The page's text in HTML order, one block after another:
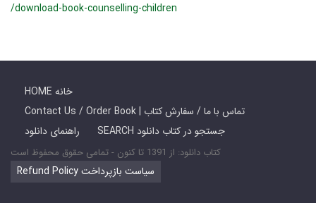
/download-book-counselling-children
HOME خانه
Contact Us / Order Book | تماس با ما / سفارش کتاب
راهنمای دانلود
SEARCH جستجو در کتاب دانلود
کتاب دانلود: از 1391 تا کنون - تمامی حقوق محفوظ است
Refund Policy سیاست بازپرداخت